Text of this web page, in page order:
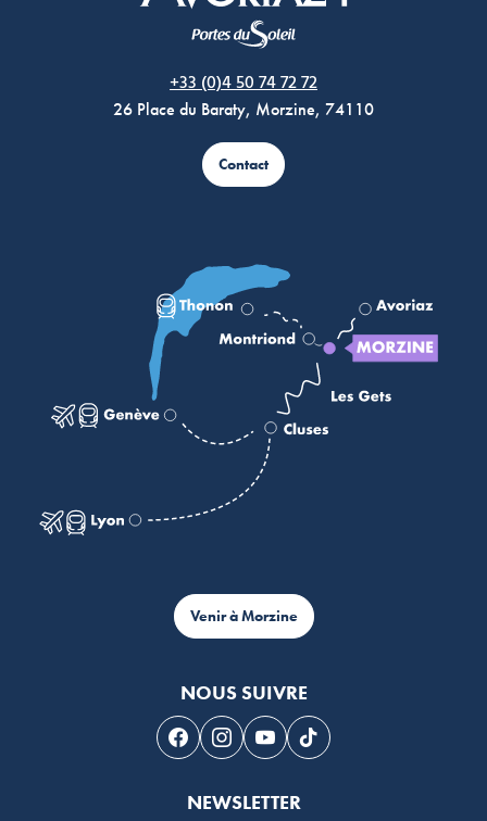
+33 (0)4 50 74 72 72
26 Place du Baraty, Morzine, 74110
Contact
Venir à Morzine
NOUS SUIVRE
Suivez-nous sur Facebook
Suivez-nous sur Instagram
Suivez-nous sur Youtube
Suivez-nous sur
NEWSLETTER